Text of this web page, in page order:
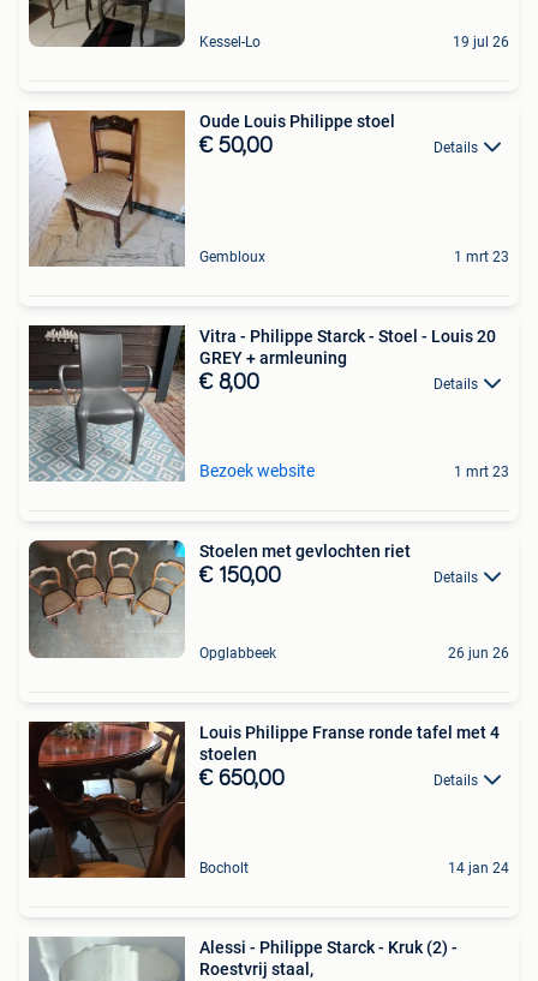
Kessel-Lo 19 jul 26
Oude Louis Philippe stoel
€ 50,00 Details
Gembloux 1 mrt 23
Vitra - Philippe Starck - Stoel - Louis 20
GREY + armleuning
€ 8,00 Details
Bezoek website 1 mrt 23
Stoelen met gevlochten riet
€ 150,00 Details
Opglabbeek 26 jun 26
Louis Philippe Franse ronde tafel met 4
stoelen
€ 650,00 Details
Bocholt 14 jan 24
Alessi - Philippe Starck - Kruk (2) -
Roestvrij staal,